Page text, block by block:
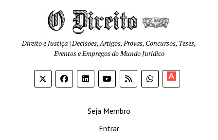
Direito e Justiça | Decisões, Artigos, Provas, Concursos, Teses,
Eventos e Empregos do Mundo Jurídico
Seja Membro
Entrar